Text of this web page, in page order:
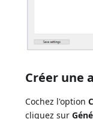
Créer une
Cochez l'option
cliquez sur